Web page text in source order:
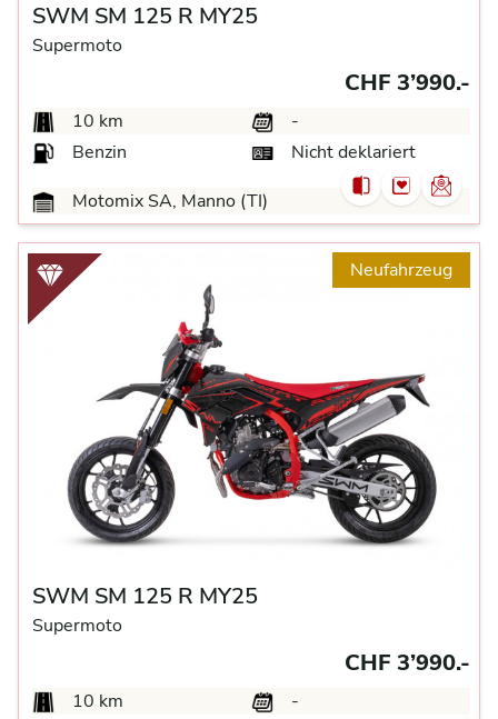
SWM SM 125 R MY25
Supermoto
CHF 3’990.-
10 km
-
Benzin
Nicht deklariert
Motomix SA, Manno (TI)
Neufahrzeug
SWM SM 125 R MY25
Supermoto
CHF 3’990.-
10 km
-